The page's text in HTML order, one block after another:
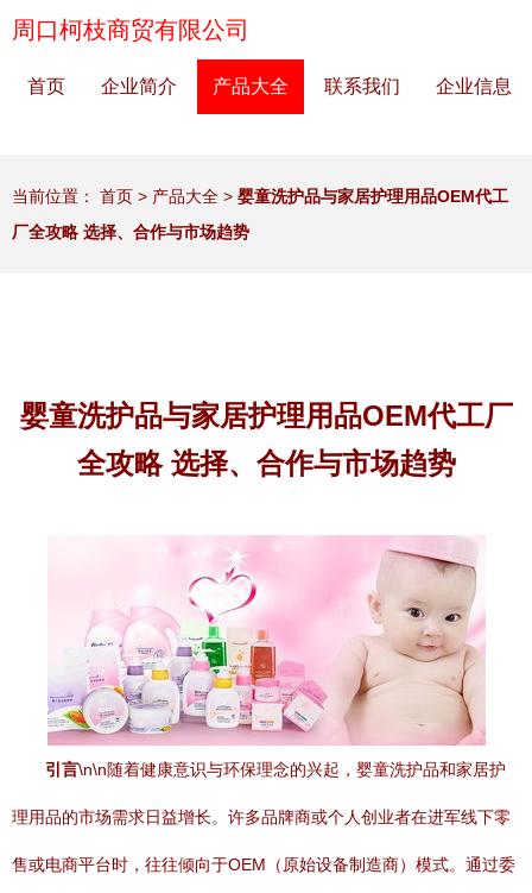
周口柯枝商贸有限公司
首页 企业简介 产品大全 联系我们 企业信息
当前位置： 首页 > 产品大全 > 婴童洗护品与家居护理用品OEM代工
厂全攻略 选择、合作与市场趋势
婴童洗护品与家居护理用品OEM代工厂
全攻略 选择、合作与市场趋势
引言\n\n随着健康意识与环保理念的兴起，婴童洗护品和家居护
理用品的市场需求日益增长。许多品牌商或个人创业者在进军线下零
售或电商平台时，往往倾向于OEM（原始设备制造商）模式。通过委